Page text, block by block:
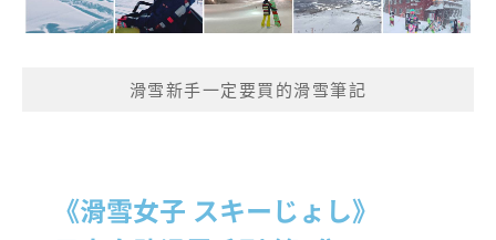
滑雪新手一定要買的滑雪筆記